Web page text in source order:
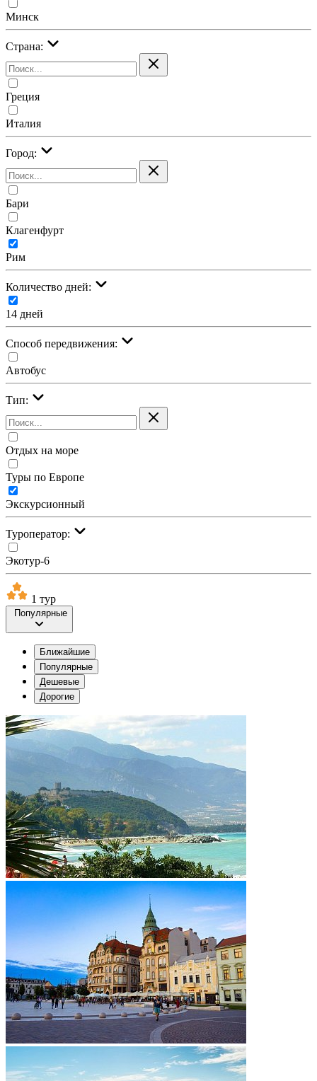
Минск
Страна:
Греция
Италия
Город:
Бари
Клагенфурт
Рим
Количество дней:
14 дней
Cпособ передвижения:
Автобус
Тип:
Отдых на море
Туры по Европе
Экскурсионный
Туроператор:
Экотур-6
1 тур
Популярные
Ближайшие
Популярные
Дешевые
Дорогие